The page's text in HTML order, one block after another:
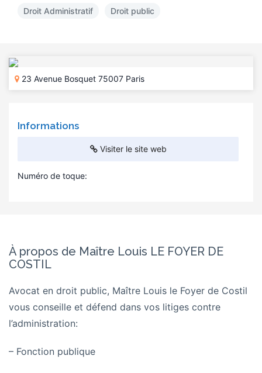
Droit Administratif Droit public
23 Avenue Bosquet 75007 Paris
Informations
Visiter le site web
Numéro de toque:
À propos de Maître Louis LE FOYER DE
COSTIL
Avocat en droit public, Maître Louis le Foyer de Costil
vous conseille et défend dans vos litiges contre
l’administration:
– Fonction publique